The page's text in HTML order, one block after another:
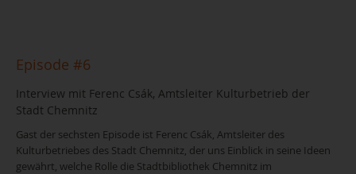
Episode #6
Interview mit Ferenc Csák, Amtsleiter Kulturbetrieb der
Stadt Chemnitz
Gast der sechsten Episode ist Ferenc Csák, Amtsleiter des
Kulturbetriebes des Stadt Chemnitz, der uns Einblick in seine Ideen
gewährt, welche Rolle die Stadtbibliothek Chemnitz im